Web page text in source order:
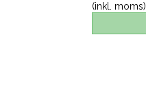
(inkl. moms)